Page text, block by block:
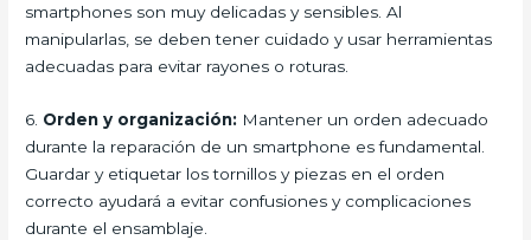
smartphones son muy delicadas y sensibles. Al
manipularlas, se deben tener cuidado y usar herramientas
adecuadas para evitar rayones o roturas.
6. Orden y organización: Mantener un orden adecuado
durante la reparación de un smartphone es fundamental.
Guardar y etiquetar los tornillos y piezas en el orden
correcto ayudará a evitar confusiones y complicaciones
durante el ensamblaje.